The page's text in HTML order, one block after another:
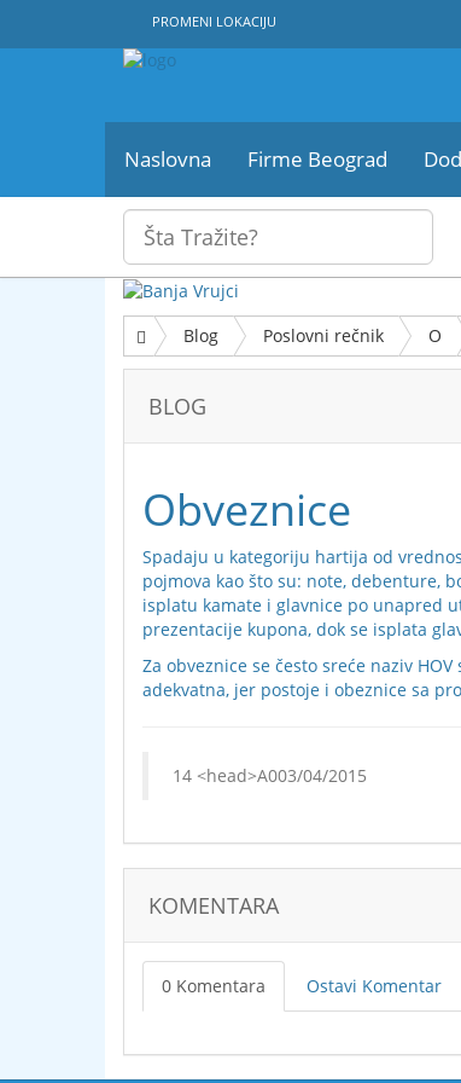
PROMENI LOKACIJU
Naslovna Firme Beograd
Blog Poslovni rečnik O
BLOG
Obveznice
Spadaju u kategoriju hartija od
pojmova kao što su: note, debenture,
isplatu kamate i glavnice po unapred
prezentacije kupona, dok se isplata
Za obveznice se često sreće naziv
adekvatna, jer postoje i obeznice sa
03/04/2015
KOMENTARA
0 Komentara Ostavi Komentar